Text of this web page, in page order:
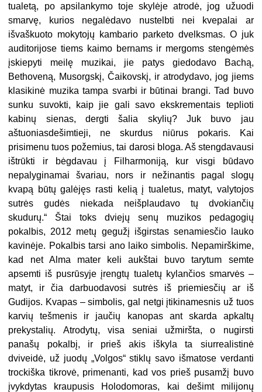
tualetą, po apsilankymo toje skylėje atrodė, jog užuodi
smarvę, kurios negalėdavo nustelbti nei kvepalai ar
išvaškuoto mokytojų kambario parketo dvelksmas. O juk
auditorijose tiems kaimo bernams ir mergoms stengėmės
įskiepyti meilę muzikai, jie patys giedodavo Bachą,
Bethoveną, Musorgskį, Čaikovskį, ir atrodydavo, jog jiems
klasikinė muzika tampa svarbi ir būtinai brangi. Tad buvo
sunku suvokti, kaip jie gali savo ekskrementais teplioti
kabinų sienas, dergti šalia skylių? Juk buvo jau
aštuoniasdešimtieji, ne skurdus niūrus pokaris. Kai
prisimenu tuos požemius, tai darosi bloga. Aš stengdavausi
ištrūkti ir bėgdavau į Filharmoniją, kur visgi būdavo
nepalyginamai švariau, nors ir nežinantis pagal slogų
kvapą būtų galėjęs rasti kelią į tualetus, matyt, valytojos
sutrės gudės niekada neišplaudavo tų dvokiančių
skudurų.“ Štai toks dviejų senų muzikos pedagogių
pokalbis, 2012 metų gegužį išgirstas senamiesčio lauko
kavinėje. Pokalbis tarsi ano laiko simbolis. Nepamirškime,
kad net Alma mater keli aukštai buvo tarytum semte
apsemti iš pusrūsyje įrengtų tualetų kylančios smarvės –
matyt, ir čia darbuodavosi sutrės iš priemiesčių ar iš
Gudijos. Kvapas – simbolis, gal netgi įtikinamesnis už tuos
karvių tešmenis ir jaučių kanopas ant skarda apkaltų
prekystalių. Atrodytų, visa seniai užmiršta, o nugirsti
panašų pokalbį, ir prieš akis iškyla ta siurrealistinė
dviveidė, už juodų „Volgos“ stiklų savo išmatose verdanti
trockiška tikrovė, primenanti, kad vos prieš pusamžį buvo
įvykdytas kraupusis Holodomoras, kai dešimt milijonų